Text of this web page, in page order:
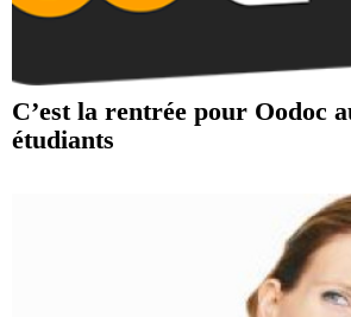
C’est la rentrée pour Oodoc
étudiants